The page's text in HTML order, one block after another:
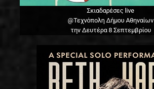
Σκιαδαρέσες live
@Τεχνόπολη Δήμου Αθηναίων
την Δευτέρα 8 Σεπτεμβρίου